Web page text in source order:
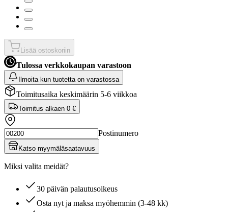
Lisää ostoskoriin
Tulossa verkkokaupan varastoon
Ilmoita kun tuotetta on varastossa
Toimitusaika keskimäärin 5-6 viikkoa
Toimitus alkaen 0 €
Postinumero
Katso myymäläsaatavuus
Miksi valita meidät?
30 päivän palautusoikeus
Osta nyt ja maksa myöhemmin (3-48 kk)